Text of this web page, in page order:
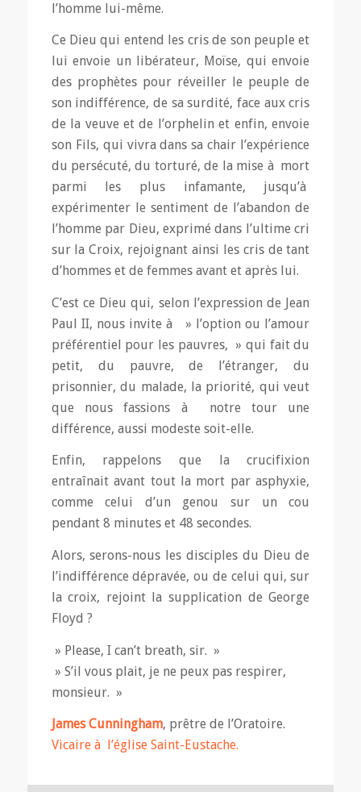
l’homme lui-même.
Ce Dieu qui entend les cris de son peuple et
lui envoie un libérateur, Moïse, qui envoie
des prophètes pour réveiller le peuple de
son indifférence, de sa surdité, face aux cris
de la veuve et de l’orphelin et enfin, envoie
son Fils, qui vivra dans sa chair l’expérience
du persécuté, du torturé, de la mise à mort
parmi les plus infamante, jusqu’à
expérimenter le sentiment de l’abandon de
l’homme par Dieu, exprimé dans l’ultime cri
sur la Croix, rejoignant ainsi les cris de tant
d’hommes et de femmes avant et après lui.
C’est ce Dieu qui, selon l’expression de Jean
Paul II, nous invite à » l’option ou l’amour
préférentiel pour les pauvres, » qui fait du
petit, du pauvre, de l’étranger, du
prisonnier, du malade, la priorité, qui veut
que nous fassions à notre tour une
différence, aussi modeste soit-elle.
Enfin, rappelons que la crucifixion
entraînait avant tout la mort par asphyxie,
comme celui d’un genou sur un cou
pendant 8 minutes et 48 secondes.
Alors, serons-nous les disciples du Dieu de
l’indifférence dépravée, ou de celui qui, sur
la croix, rejoint la supplication de George
Floyd ?
» Please, I can’t breath, sir. »
» S’il vous plait, je ne peux pas respirer,
monsieur. »
James Cunningham, prêtre de l’Oratoire.
Vicaire à l’église Saint-Eustache.